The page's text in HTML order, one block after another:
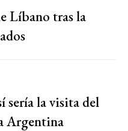
Líbano tras la
sería la visita del
Argentina